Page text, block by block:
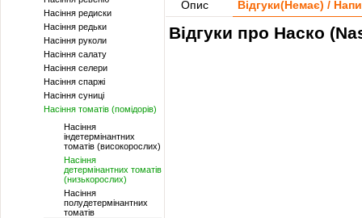
Насіння редиски
Насіння редьки
Насіння руколи
Насіння салату
Насіння селери
Насіння спаржі
Насіння суниці
Насіння томатів (помідорів)
Насіння
індетермінантних
томатів (високорослих)
Насіння
детермінантних томатів
(низькорослих)
Насіння
полудетермінантних
томатів
Опис Відгуки(Немає) /
Відгуки про Наско